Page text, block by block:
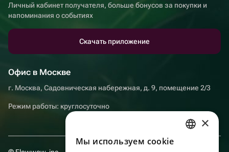
Личный кабинет получателя, больше бонусов за покупки и
напоминания о событиях
Скачать приложение
Офис в Москве
г. Москва, Садовническая набережная, д. 9, помещение 2/3
Режим работы: круглосуточно
×
Мы используем сookie